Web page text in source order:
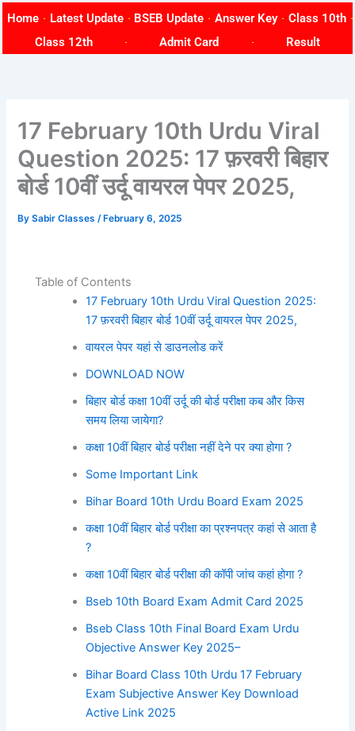
content
Home Latest Update BSEB Update Answer Key
Class 10th
Class 12th
Admit Card Result
17 February 10th Urdu Viral
Question 2025: 17 फ़रवरी बिहार
बोर्ड 10वीं उर्दू वायरल पेपर 2025,
BySabir Classes/ February 6, 2025
Table of Contents
17 February 10th Urdu Viral Question 2025:
17 फ़रवरी बिहार बोर्ड 10वीं उर्दू वायरल पेपर 2025,
वायरल पेपर यहां से डाउनलोड करें
DOWNLOAD NOW
बिहार बोर्ड कक्षा 10वीं उर्दू की बोर्ड परीक्षा कब और किस
समय लिया जायेगा?
कक्षा 10वीं बिहार बोर्ड परीक्षा नहीं देने पर क्या होगा ?
Some Important Link
Bihar Board 10th Urdu Board Exam 2025
कक्षा 10वीं बिहार बोर्ड परीक्षा का प्रश्नपत्र कहां से आता है
?
कक्षा 10वीं बिहार बोर्ड परीक्षा की कॉपी जांच कहां होगा ?
Bseb 10th Board Exam Admit Card 2025
Bseb Class 10th Final Board Exam Urdu
Objective Answer Key 2025–
Bihar Board Class 10th Urdu 17 February
Exam Subjective Answer Key Download
Active Link 2025